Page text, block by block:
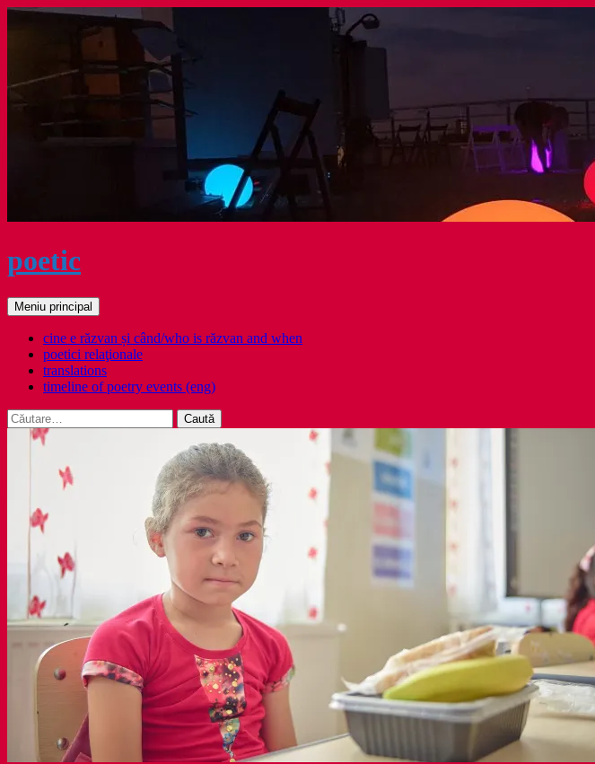
Sari
poetic
Caută
Meniu principal
cine e răzvan și când/who is răzvan and when
poetici relaţionale
translations
timeline of poetry events (eng)
Caută
după: